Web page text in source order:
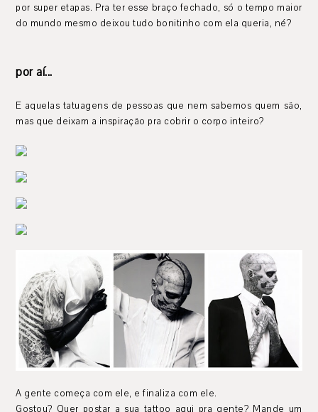
por super etapas. Pra ter esse braço fechado, só o tempo maior
do mundo mesmo deixou tudo bonitinho com ela queria, né?
por aí...
E aquelas tatuagens de pessoas que nem sabemos quem são,
mas que deixam a inspiração pra cobrir o corpo inteiro?
A gente começa com ele, e finaliza com ele.
Gostou? Quer postar a sua tattoo aqui pra gente? Mande um